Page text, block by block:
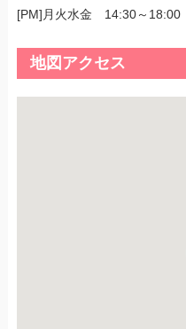
[PM]月火水金 14:30～
地図アクセス